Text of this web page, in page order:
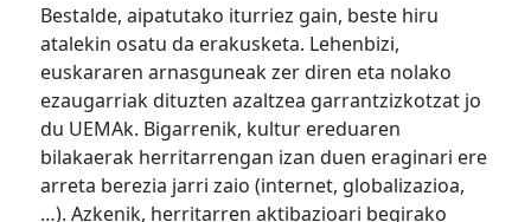
Bestalde, aipatutako iturriez gain, beste hiru
atalekin osatu da erakusketa. Lehenbizi,
euskararen arnasguneak zer diren eta nolako
ezaugarriak dituzten azaltzea garrantzizkotzat jo
du UEMAk. Bigarrenik, kultur ereduaren
bilakaerak herritarrengan izan duen eraginari ere
arreta berezia jarri zaio (internet, globalizazioa,
…). Azkenik, herritarren aktibazioari begirako